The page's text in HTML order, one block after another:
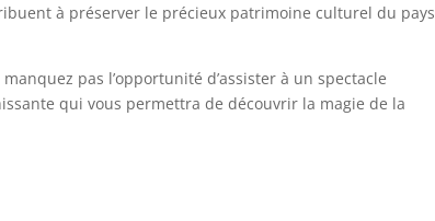
à préserver le précieux patrimoine culturel du pays
pas l’opportunité d’assister à un spectacle
qui vous permettra de découvrir la magie de la